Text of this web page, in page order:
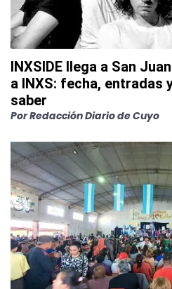
INXSIDE llega a San
a INXS: fecha, entradas
saber
PorRedacción Diario de Cuyo